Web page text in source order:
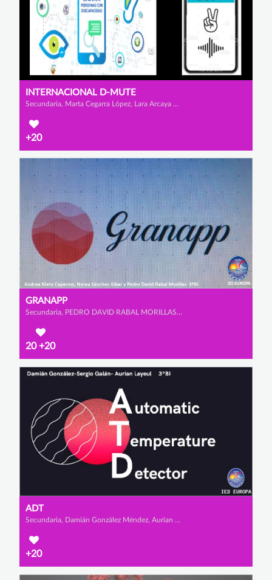
INTERNACIONAL D-MUTE
Secundaria, Marta Cegarra López, Lara Arcaya Brito y Alexandru Rares Iamendi
+20
GRANAPP
Secundaria, PEDRO DAVID RABAL MORILLAS, ANDREA NIETO CAPARROS y NEREA SÁNCHEZ AIBAR
20+20
ADT
Secundaria, Damián González Méndez, Aurian Layeul y Sergio Galán Torres
+20